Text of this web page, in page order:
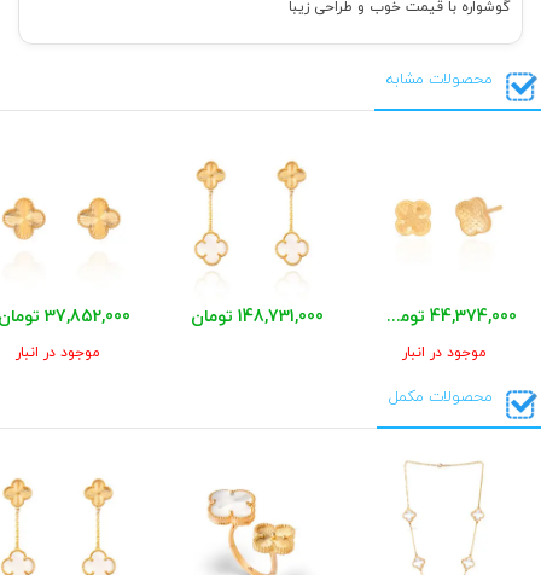
گوشواره با قیمت خوب و طراحی زیبا
محصولات مشابه
44,374,000 تومان
موجود در انبار
148,731,000 تومان 37,852,000 تومان
موجود در انبار
محصولات مکمل